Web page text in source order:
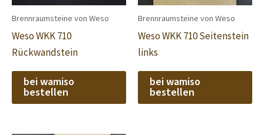
Brennraumsteine von Weso
Weso WKK 710
Rückwandstein
bei wamiso
bestellen
Brennraumsteine von Weso
Weso WKK 710 Seitenstein
links
bei wamiso
bestellen